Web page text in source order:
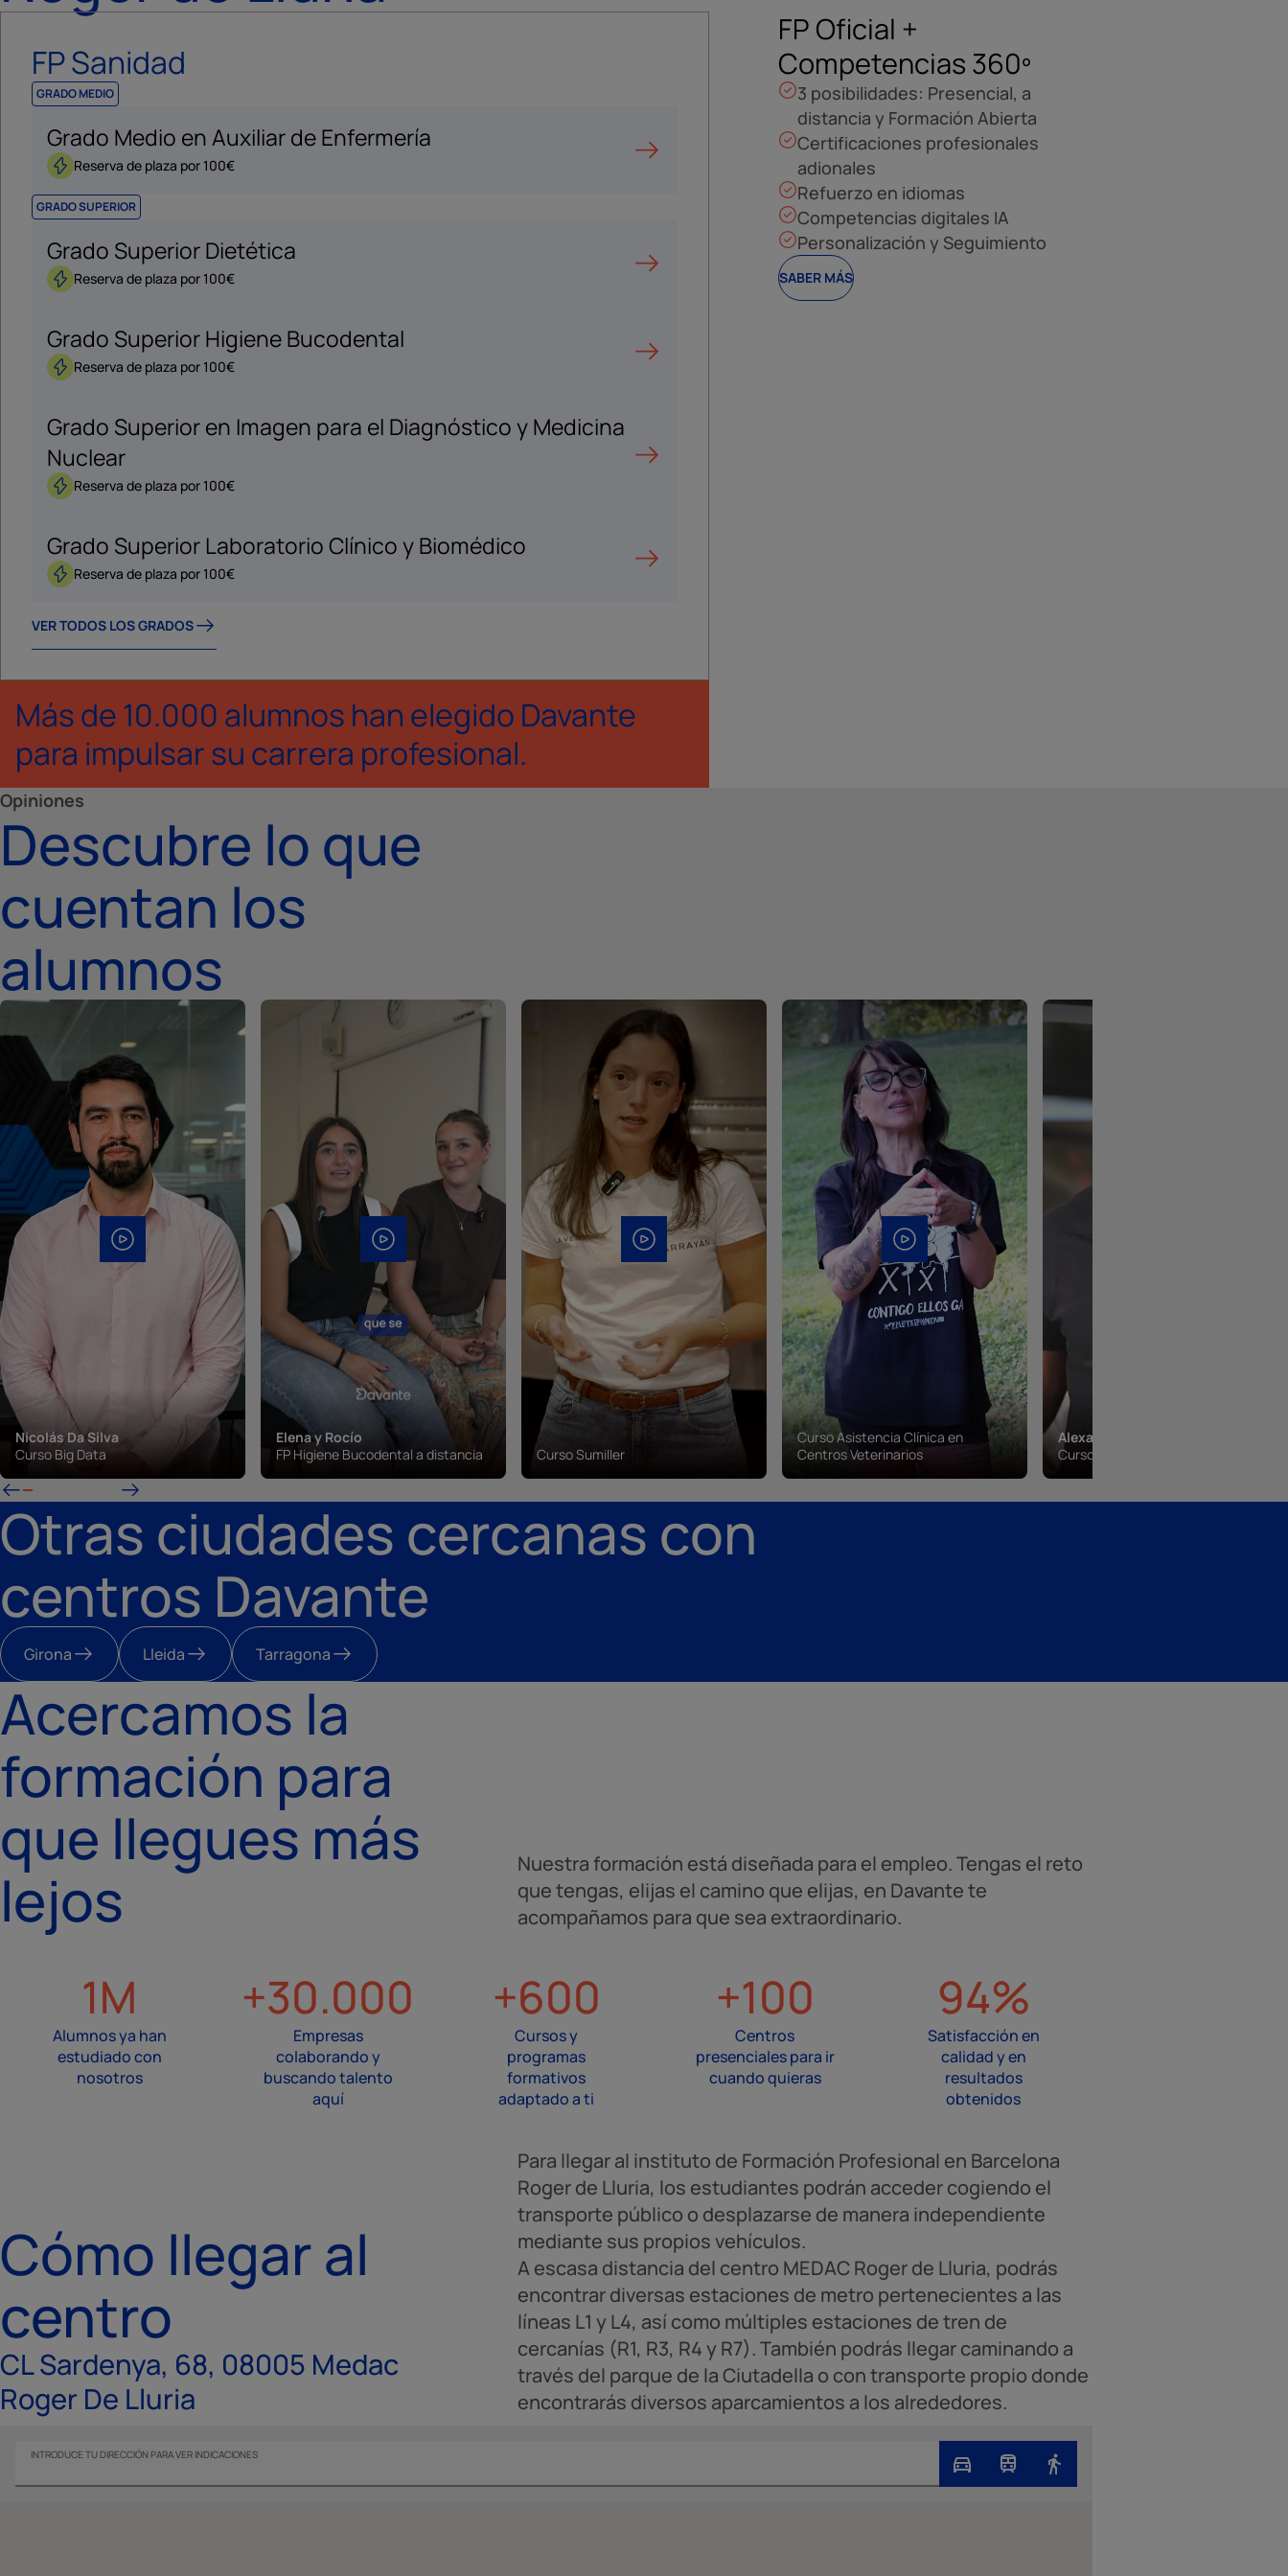
FP Sanidad
GRADO MEDIO
Grado Medio en Auxiliar de Enfermería
Reserva de plaza por 100€
GRADO SUPERIOR
Grado Superior Dietética
Reserva de plaza por 100€
Grado Superior Higiene Bucodental
Reserva de plaza por 100€
Grado Superior en Imagen para el Diagnóstico y Medicina
Nuclear
Reserva de plaza por 100€
Grado Superior Laboratorio Clínico y Biomédico
Reserva de plaza por 100€
VER TODOS LOS GRADOS
Más de 10.000 alumnos han elegido Davante
para impulsar su carrera profesional.
FP Oficial +
Competencias 360º
3 posibilidades: Presencial, a
distancia y Formación Abierta
Certificaciones profesionales
adionales
Refuerzo en idiomas
Competencias digitales IA
Personalización y Seguimiento
SABER MÁS
Opiniones
Descubre lo que
cuentan los
alumnos
Nicolás Da Silva
Curso Big Data
Elena y Rocío
FP Higiene Bucodental a distancia
Curso Sumiller
Curso Asistencia Clínica en
Centros Veterinarios
Alexander Perez
Curso Mecánica de Coches
Otras ciudades cercanas con
centros Davante
Girona Lleida Tarragona
Acercamos la
formación para
que llegues más
lejos
Nuestra formación está diseñada para el empleo. Tengas el reto
que tengas, elijas el camino que elijas, en Davante te
acompañamos para que sea extraordinario.
1M
Alumnos ya han
estudiado con
nosotros
+30.000
Empresas
colaborando y
buscando talento
aquí
+600
Cursos y
programas
formativos
adaptado a ti
+100
Centros
presenciales para ir
cuando quieras
94%
Satisfacción en
calidad y en
resultados
obtenidos
Cómo llegar al
centro
CL Sardenya, 68, 08005 Medac
Roger De Lluria
Para llegar al instituto de Formación Profesional en Barcelona
Roger de Lluria, los estudiantes podrán acceder cogiendo el
transporte público o desplazarse de manera independiente
mediante sus propios vehículos.
A escasa distancia del centro MEDAC Roger de Lluria, podrás
encontrar diversas estaciones de metro pertenecientes a las
líneas L1 y L4, así como múltiples estaciones de tren de
cercanías (R1, R3, R4 y R7). También podrás llegar caminando a
través del parque de la Ciutadella o con transporte propio donde
encontrarás diversos aparcamientos a los alrededores.
INTRODUCE TU DIRECCIÓN PARA VER INDICACIONES